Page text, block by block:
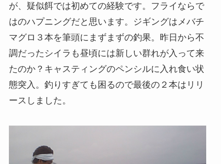
が、疑似餌では初めての経験です。フライならで
はのハプニングだと思います。ジギングはメバチ
マグロ３本を筆頭にまずまずの釣果。昨日から不
調だったシイラも昼頃には新しい群れが入って来
たのか？キャスティングのペンシルに入れ食い状
態突入。釣りすぎても困るので最後の２本はリリ
ースしました。